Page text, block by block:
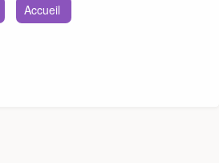
Accueil